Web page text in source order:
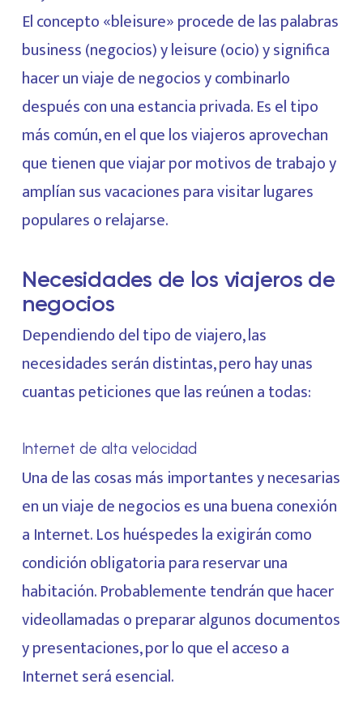
El concepto «bleisure» procede de las palabras
business (negocios) y leisure (ocio) y significa
hacer un viaje de negocios y combinarlo
después con una estancia privada. Es el tipo
más común, en el que los viajeros aprovechan
que tienen que viajar por motivos de trabajo y
amplían sus vacaciones para visitar lugares
populares o relajarse.
Necesidades de los viajeros de
negocios
Dependiendo del tipo de viajero, las
necesidades serán distintas, pero hay unas
cuantas peticiones que las reúnen a todas:
Internet de alta velocidad
Una de las cosas más importantes y necesarias
en un viaje de negocios es una buena conexión
a Internet. Los huéspedes la exigirán como
condición obligatoria para reservar una
habitación. Probablemente tendrán que hacer
videollamadas o preparar algunos documentos
y presentaciones, por lo que el acceso a
Internet será esencial.